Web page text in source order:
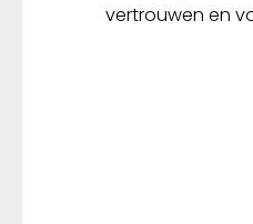
vertrouwen en